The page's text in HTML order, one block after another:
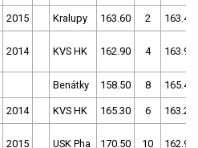
2015 Kralupy 163.60 2 163.48
2014 KVS HK 162.90 4 163.90
Benátky 158.50 8 165.40
2014 KVS HK 165.30 6 163.20
2015 USK Pha 170.50 10 162.90